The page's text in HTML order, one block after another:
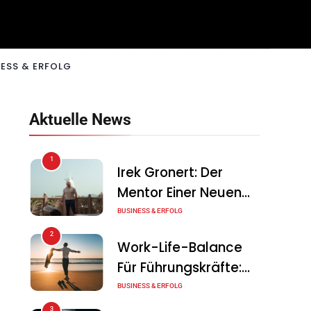
& ERFOLG
Aktuelle News
1
Irek Gronert: Der
Mentor Einer Neuen
Generation Von
BUSINESS & ERFOLG
2
Work-Life-Balance
Für Führungskräfte:
Illusion Oder Echte
BUSINESS & ERFOLG
3